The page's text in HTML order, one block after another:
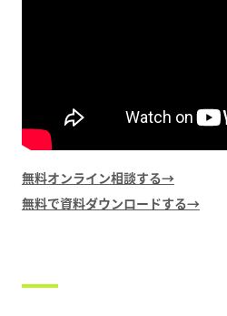
無料オンライン相談する→
無料で資料ダウンロードする→